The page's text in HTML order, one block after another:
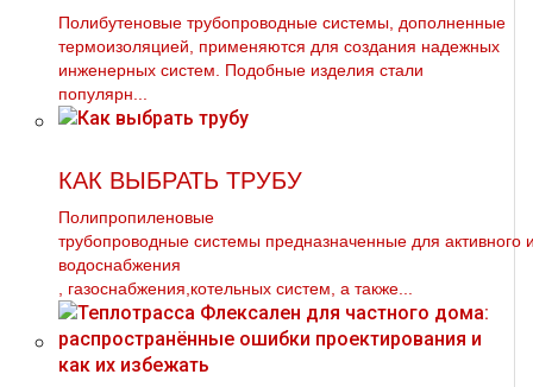
Полибутеновые трубопроводные системы, дополненные
термоизоляцией, применяются для создания надежных
инженерных систем. Подобные изделия стали
популярн...
КАК ВЫБРАТЬ ТРУБУ
Полипропиленовые
тpубопроводные системы предназначенные для
вoдoснабжeния
, газоснабжения,котельных систем, а также...